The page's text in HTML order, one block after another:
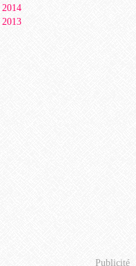
2014
2013
Publicité